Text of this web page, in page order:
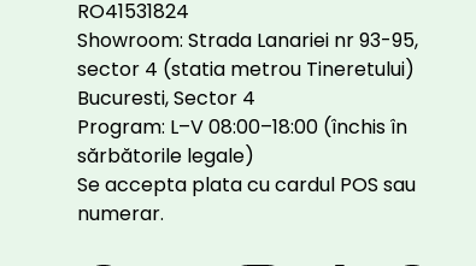
RO41531824
Showroom: Strada Lanariei nr 93-95,
sector 4 (statia metrou Tineretului)
Bucuresti, Sector 4
Program: L–V 08:00–18:00 (închis în
sărbătorile legale)
Se accepta plata cu cardul POS sau
numerar.